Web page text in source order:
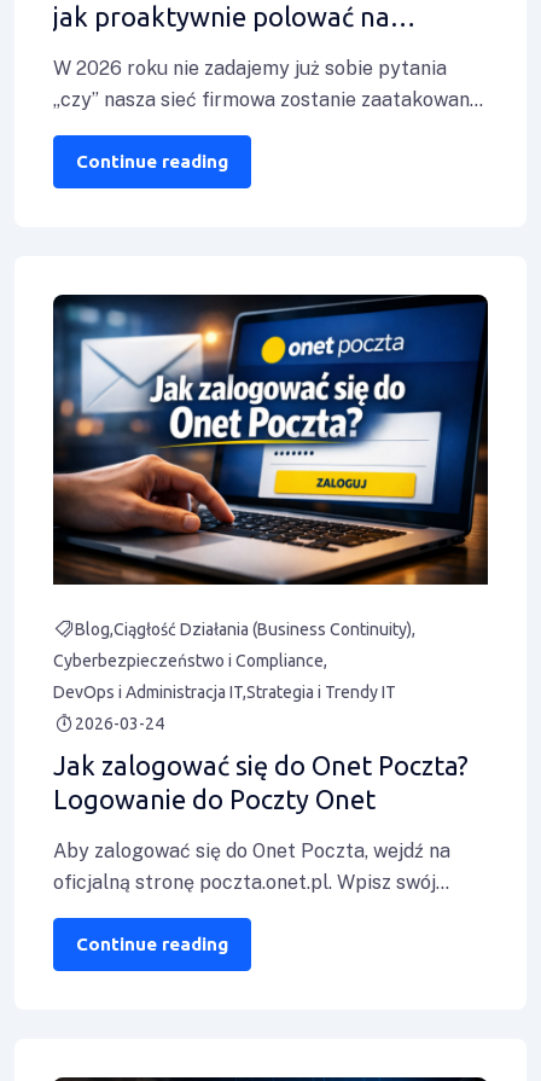
jak proaktywnie polować na
firmowej, zanim zrobią to hakerzy?
W 2026 roku nie zadajemy już sobie pytania
„czy” nasza sieć firmowa zostanie zaatakowana,
lecz „kiedy” i „jak szybko to
Continue reading
Blog Ciągłość Działania (Business Continuity)
Cyberbezpieczeństwo i Compliance
DevOps i Administracja ITStrategia i Trendy IT
2026-03-24
Jak zalogować się do Onet Poczta?
Logowanie do Poczty Onet
Aby zalogować się do Onet Poczta, wejdź na
oficjalną stronę poczta.onet.pl. Wpisz swój
pełny adres e-mail (np.
oraz hasło,
Continue reading